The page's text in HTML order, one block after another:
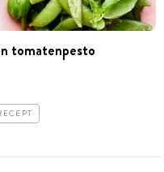
tomatenpesto